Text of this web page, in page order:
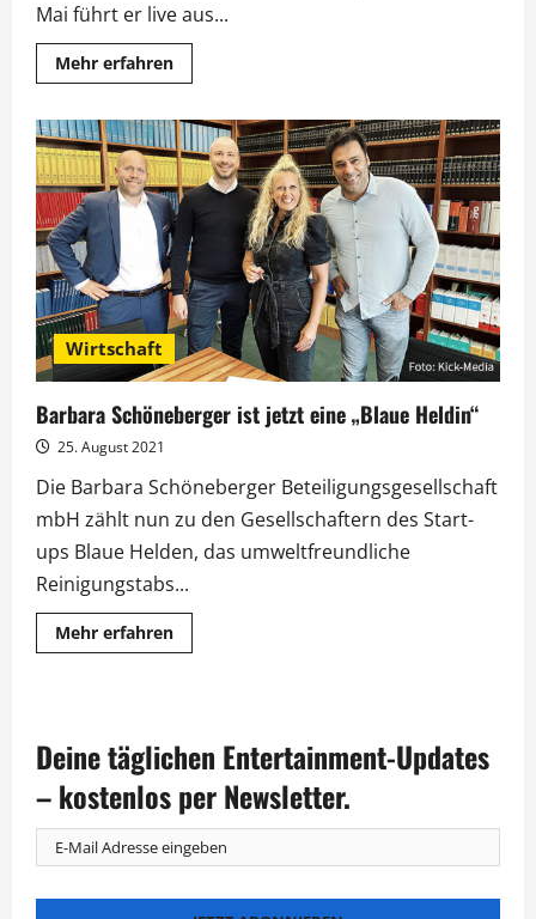
Mai führt er live aus...
Mehr erfahrenMehr
Informationen
2024:
Thorsten
Schorn
wird
Nachfolger
von
Peter
Urban
Wirtschaft
Barbara Schöneberger ist jetzt eine „Blaue Heldin“
25. August 2021
Die Barbara Schöneberger Beteiligungsgesellschaft
mbH zählt nun zu den Gesellschaftern des Start-
ups Blaue Helden, das umweltfreundliche
Reinigungstabs...
Mehr erfahrenMehr
Informationen
eine
„Blaue
Heldin“
Deine täglichen Entertainment-Updates
– kostenlos per Newsletter.